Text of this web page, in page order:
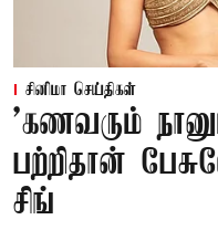
சினிமா செய்திகள்
’கணவரும்
பற்றிதான்
சிங்